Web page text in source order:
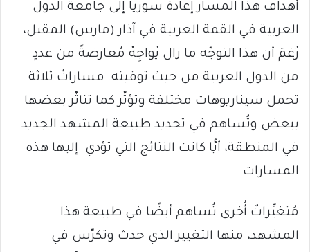
أهداف هذا المسار إعادة سوريا إلى جامعة الدول
العربية في القمة العربية في آذار (مارس) المقبل،
رُغمَ أن هذا التوجّه ما زال يُواجِهُ مُعارضةً من عددٍ
من الدول العربية من حيث توقيته. مساراتٌ ثلاثة
تحمل سيناريوهات مختلفة وتؤثّر كما تتاثّر بعضها
ببعض وتُساهم في تحديد طبيعة المشهد الجديد
في المنطقة، أيًّا كانت النتائج التي تؤدي إليها هذه
المسارات.
مُتغيِّراتٌ أُخرى تُساهم أيضًا في طبيعة هذا
المشهد، منها التغيير الذي حدث وتكرّس في